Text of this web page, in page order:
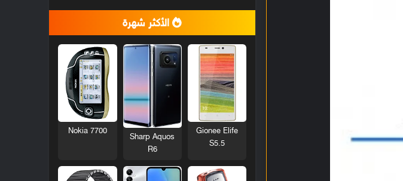
الأكثر شهرة
Gionee Elife
S5.5
Sharp Aquos
R6
Nokia 7700